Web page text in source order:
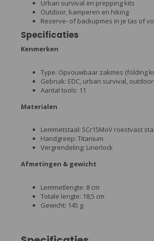
Urban survival en prepping kits
Outdoor, kamperen en hiking
Reserve- of backupmes in je tas of
Specificaties
Kenmerken
Type: Opvouwbaar zakmes (folding
Gebruik: EDC, urban survival, outdoor
Aantal tools: 11
Materialen
Lemmetstaal: 5Cr15MoV roestvast
Handgreep: Titanium
Vergrendeling: Linerlock
Afmetingen & gewicht
Lemmetlengte: 8 cm
Totale lengte: 18,5 cm
Gewicht: 145 g